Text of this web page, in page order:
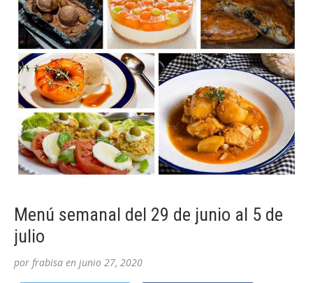
Menú semanal del 29 de junio al 5 de
julio
por frabisa en junio 27, 2020